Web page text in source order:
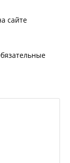
сайте